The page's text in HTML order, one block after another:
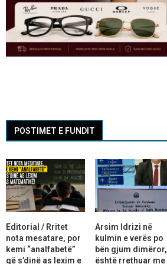
POSTIMET E FUNDIT
Editorial / Rritet
nota mesatare, por
kemi “analfabetë”
që s’dinë as lexim e
Arsim Idrizi në
kulmin e verës po
bën gjum dimëror,
është rrethuar me